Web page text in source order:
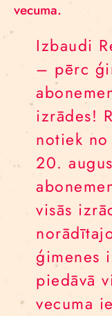
vecuma.
Izbaudi
– pērc
izrādes!
notiek
20.
visās
ģimenes
piedāvā
vecuma